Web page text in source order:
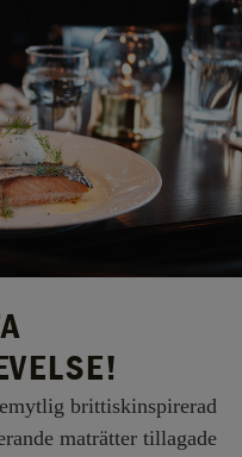
brittiskinspirerad
maträtter tillagade